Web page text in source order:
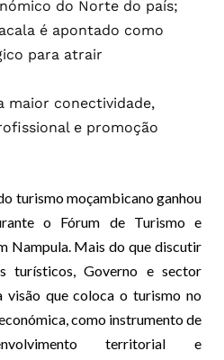
do Norte do país;
é apontado como
para atrair
maior conectividade,
e promoção
turismo moçambicano ganhou
o Fórum de Turismo e
Nampula. Mais do que discutir
turísticos, Governo e sector
visão que coloca o turismo no
como instrumento de
territorial e